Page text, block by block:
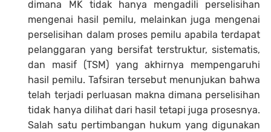
dimana MK tidak hanya mengadili perselisihan
mengenai hasil pemilu, melainkan juga mengenai
perselisihan dalam proses pemilu apabila terdapat
pelanggaran yang bersifat terstruktur, sistematis,
dan masif (TSM) yang akhirnya mempengaruhi
hasil pemilu. Tafsiran tersebut menunjukan bahwa
telah terjadi perluasan makna dimana perselisihan
tidak hanya dilihat dari hasil tetapi juga prosesnya.
Salah satu pertimbangan hukum yang digunakan